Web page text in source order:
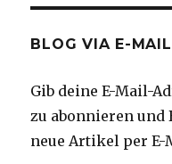
BLOG VIA E-
Gib deine E-Mail-
zu abonnieren
neue Artikel per